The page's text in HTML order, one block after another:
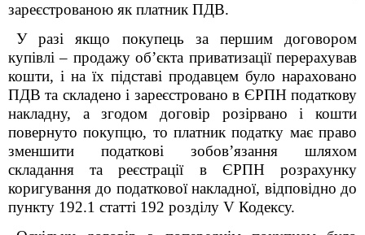
зареєстрованою як платник ПДВ.
У разі якщо покупець за першим договором
купівлі – продажу об’єкта приватизації перерахував
кошти, і на їх підставі продавцем було нараховано
ПДВ та складено і зареєстровано в ЄРПН податкову
накладну, а згодом договір розірвано і кошти
повернуто покупцю, то платник податку має право
зменшити податкові зобов’язання шляхом
складання та реєстрації в ЄРПН розрахунку
коригування до податкової накладної, відповідно до
пункту 192.1 статті 192 розділу V Кодексу.